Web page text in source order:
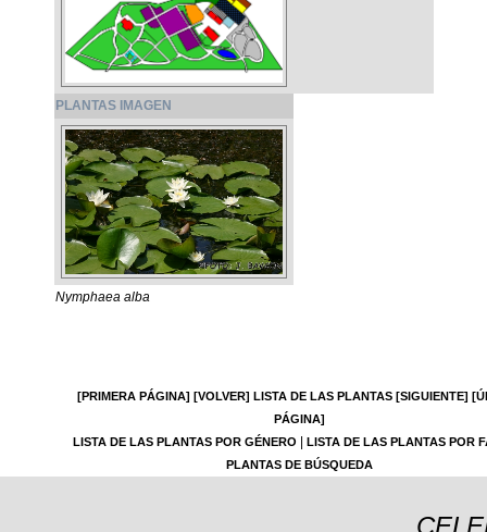
PLANTAS IMAGEN
Nymphaea alba
[PRIMERA PÁGINA] [VOLVER] LISTA DE LAS PLANTAS [SIGUIENTE]
PÁGINA]
LISTA DE LAS PLANTAS POR GÉNERO
LISTA DE LAS PLANTAS POR
PLANTAS DE BÚSQUEDA